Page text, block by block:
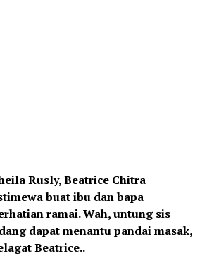
Rusly, Beatrice Chitra
buat ibu dan bapa
ramai. Wah, untung sis
dapat menantu pandai masak,
Beatrice..